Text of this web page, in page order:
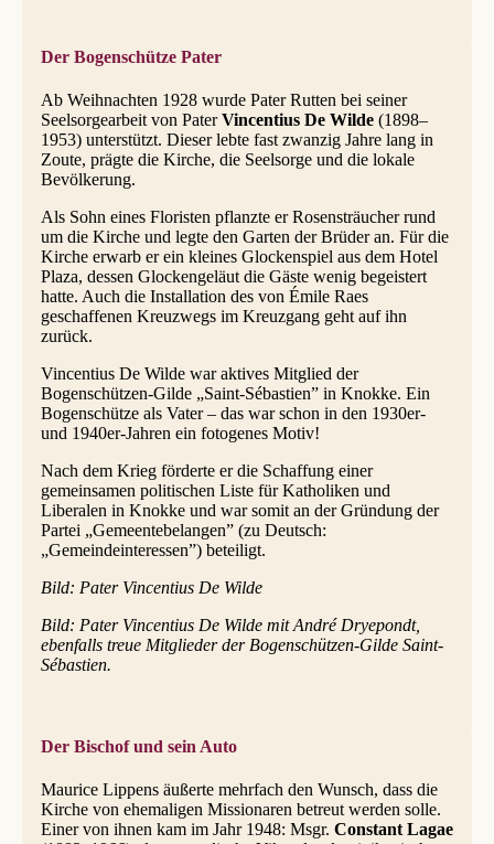
Der Bogenschütze Pater
Ab Weihnachten 1928 wurde Pater Rutten bei seiner
Seelsorgearbeit von PaterVincentius De Wilde(1898–
1953) unterstützt. Dieser lebte fast zwanzig Jahre lang in
Zoute, prägte die Kirche, die Seelsorge und die lokale
Bevölkerung.
Als Sohn eines Floristen pflanzte er Rosensträucher rund
um die Kirche und legte den Garten der Brüder an. Für die
Kirche erwarb er ein kleines Glockenspiel aus dem Hotel
Plaza, dessen Glockengeläut die Gäste wenig begeistert
hatte. Auch die Installation des von Émile Raes
geschaffenen Kreuzwegs im Kreuzgang geht auf ihn
zurück.
Vincentius De Wilde war aktives Mitglied der
Bogenschützen-Gilde „Saint-Sébastien” in Knokke. Ein
Bogenschütze als Vater – das war schon in den 1930er-
und 1940er-Jahren ein fotogenes Motiv!
Nach dem Krieg förderte er die Schaffung einer
gemeinsamen politischen Liste für Katholiken und
Liberalen in Knokke und war somit an der Gründung der
Partei „Gemeentebelangen” (zu Deutsch:
„Gemeindeinteressen”) beteiligt.
Bild: Pater Vincentius De Wilde
Bild: Pater Vincentius De Wilde mit André Dryepondt,
ebenfalls treue Mitglieder der Bogenschützen-Gilde Saint-
Sébastien.
Der Bischof und sein Auto
Maurice Lippens äußerte mehrfach den Wunsch, dass die
Kirche von ehemaligen Missionaren betreut werden solle.
Einer von ihnen kam im Jahr 1948: Msgr. Constant Lagae